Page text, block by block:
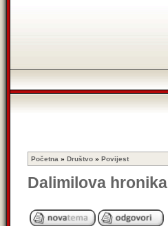
Početna » Društvo » Povijest
Dalimilova hronika